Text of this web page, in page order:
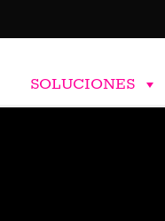
SOLUCIONES